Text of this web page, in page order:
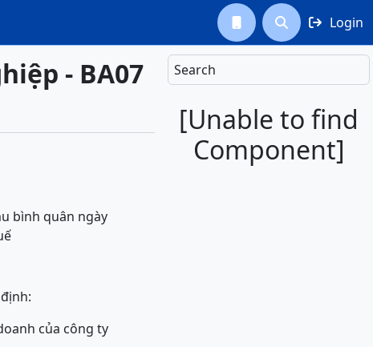
  Login
Search
[Unable to find
Component]
- BA07
bình quân ngày
của công ty